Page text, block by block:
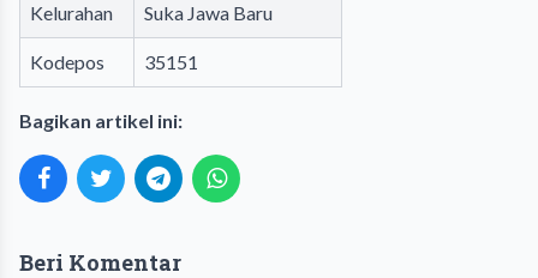
Kelurahan Suka Jawa Baru
Kodepos 35151
Bagikan artikel ini:
Beri Komentar